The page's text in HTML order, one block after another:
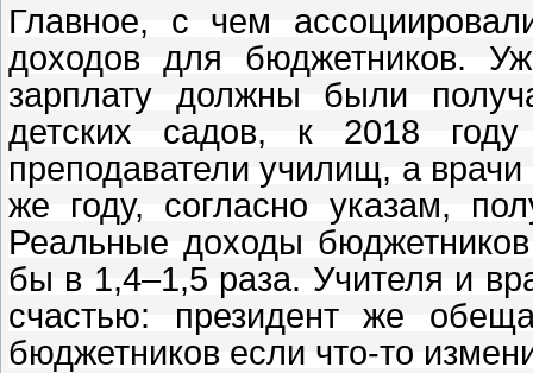
Главное, с чем
доходов для бюджетников.
зарплату должны были
детских садов, к 2018
преподаватели училищ, а
же году, согласно указам,
Реальные доходы
бы в 1,4–1,5 раза. Учителя и
счастью: президент же
бюджетников если что-то